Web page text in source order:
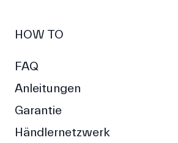
HOW TO
FAQ
Anleitungen
Garantie
Händlernetzwerk